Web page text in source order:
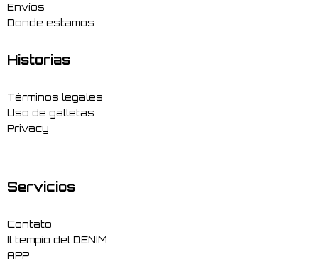
Envíos
Donde estamos
Historias
Términos legales
Uso de galletas
Privacy
Servicios
Contato
Il tempio del DENIM
APP